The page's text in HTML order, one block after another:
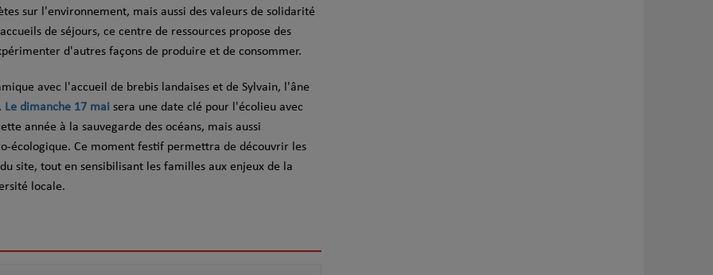
sur l'environnement, mais aussi des valeurs de solidarité
de séjours, ce centre de ressources propose des
d'autres façons de produire et de consommer.
avec l'accueil de brebis landaises et de Sylvain, l'âne
Le dimanche 17 mai sera une date clé pour l'écolieu avec
année à la sauvegarde des océans, mais aussi
écologique. Ce moment festif permettra de découvrir les
site, tout en sensibilisant les familles aux enjeux de la
locale.